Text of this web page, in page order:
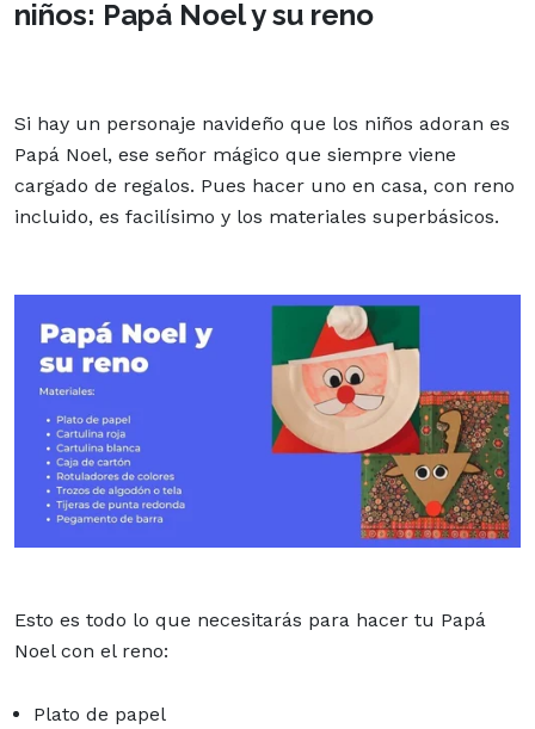
niños: Papá Noel y su reno
Si hay un personaje navideño que los niños adoran es
Papá Noel, ese señor mágico que siempre viene
cargado de regalos. Pues hacer uno en casa, con reno
incluido, es facilísimo y los materiales superbásicos.
Esto es todo lo que necesitarás para hacer tu Papá
Noel con el reno:
Plato de papel